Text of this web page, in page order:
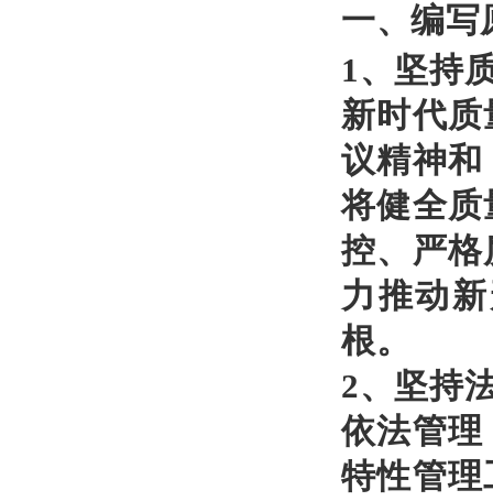
一、编写
1、坚持
新时代
议精神
将健全
控、严
力推动
根。
2、坚持
依法管
特性管